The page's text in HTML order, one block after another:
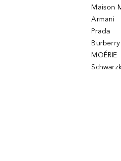
Maison
Armani
Prada
Burberry
MOÉRIE